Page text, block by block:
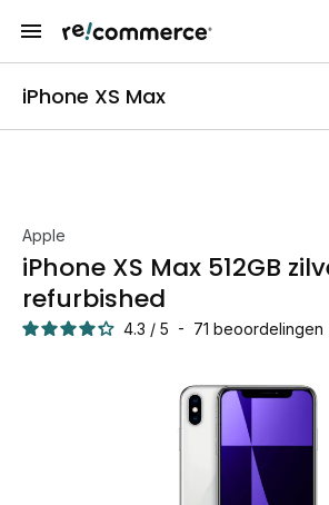
iPhone XS Max
Apple
iPhone XS Max 512GB
refurbished
4.3 / 5 - 71 beoordelingen